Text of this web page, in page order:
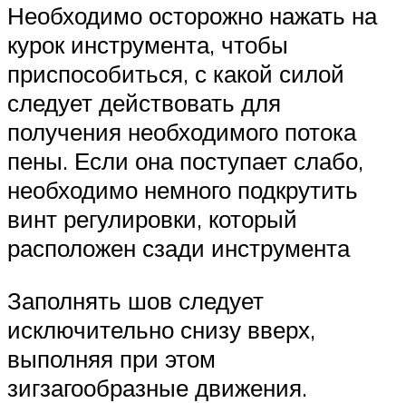
Необходимо осторожно нажать на
курок инструмента, чтобы
приспособиться, с какой силой
следует действовать для
получения необходимого потока
пены. Если она поступает слабо,
необходимо немного подкрутить
винт регулировки, который
расположен сзади инструмента
Заполнять шов следует
исключительно снизу вверх,
выполняя при этом
зигзагообразные движения.